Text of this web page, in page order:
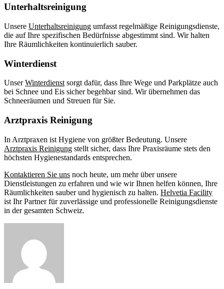
Unterhaltsreinigung
Unsere Unterhaltsreinigung umfasst regelmäßige Reinigungsdienste,
die auf Ihre spezifischen Bedürfnisse abgestimmt sind. Wir halten
Ihre Räumlichkeiten kontinuierlich sauber.
Winterdienst
UnserWinterdienst sorgt dafür, dass Ihre Wege und Parkplätze auch
bei Schnee und Eis sicher begehbar sind. Wir übernehmen das
Schneeräumen und Streuen für Sie.
Arztpraxis Reinigung
In Arztpraxen ist Hygiene von größter Bedeutung. Unsere
Arztpraxis Reinigung stellt sicher, dass Ihre Praxisräume stets den
höchsten Hygienestandards entsprechen.
Kontaktieren Sie uns noch heute, um mehr über unsere
Dienstleistungen zu erfahren und wie wir Ihnen helfen können, Ihre
Räumlichkeiten sauber und hygienisch zu halten. Helvetia Facility
ist Ihr Partner für zuverlässige und professionelle Reinigungsdienste
in der gesamten Schweiz.